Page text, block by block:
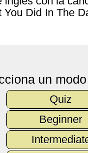
You Did In The
un
Quiz
Beginner